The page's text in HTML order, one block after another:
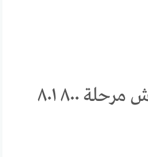
حل كلمات كراش مرحلة ٨٠٠ ٨٠١